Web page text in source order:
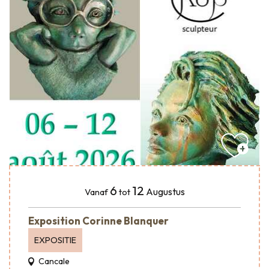
Vanaf 6 tot 12 Augustus
Exposition Corinne Blanquer
EXPOSITIE
Cancale